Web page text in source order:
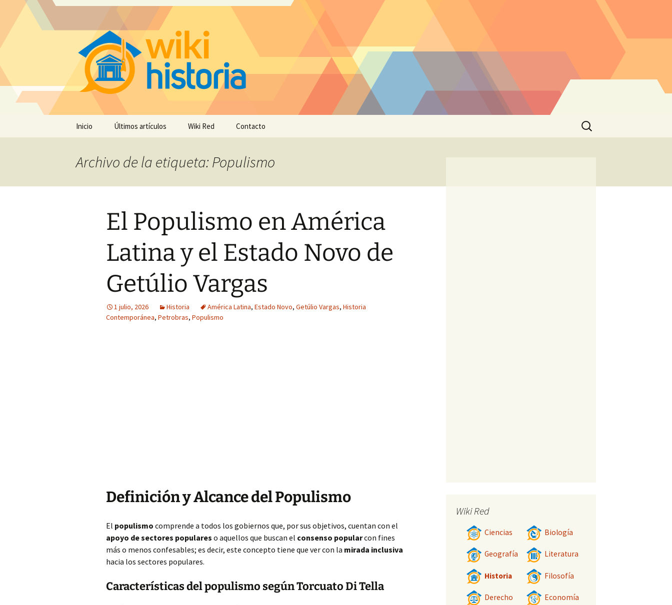
Inicio Últimos artículos Wiki Red Contacto
Buscar:
Archivo de la etiqueta: Populismo
El Populismo en América
Latina y el Estado Novo de
Getúlio Vargas
1 julio, 2026 Historia América Latina, Estado Novo, Getúlio Vargas, Historia
Contemporánea, Petrobras, Populismo
Definición y Alcance del Populismo
El populismo comprende a todos los gobiernos que, por sus objetivos, cuentan con el
apoyo de sectores populares o aquellos que buscan el consenso popularcon fines
más o menos confesables; es decir, este concepto tiene que ver con la mirada inclusiva
hacia los sectores populares.
Características del populismo según Torcuato Di Tella
Wiki Red
Ciencias Biología
Geografía Literatura
Historia Filosofía
Derecho Economía